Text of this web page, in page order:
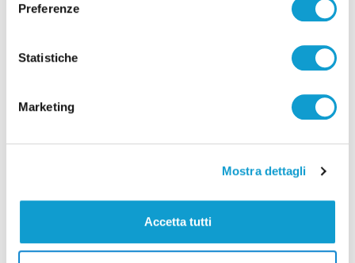
Preferenze
Statistiche
Marketing
Mostra dettagli
Accetta tutti